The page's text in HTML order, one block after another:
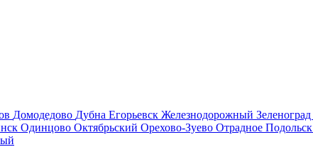
Домодедово Дубна Егорьевск Железнодорожный Зеленоград
Одинцово Октябрьский Орехово-Зуево Отрадное Подольск